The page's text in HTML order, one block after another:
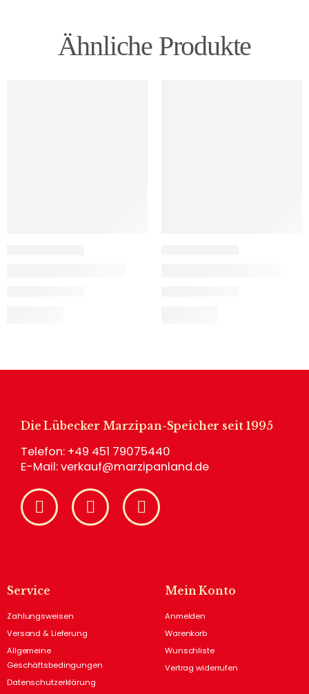
Ähnliche Produkte
Die Lübecker Marzipan-Speicher seit 1995
Telefon: +49 451 79075440
E-Mail:verkauf@marzipanland.de
Service
Zahlungsweisen
Versand & Lieferung
Allgemeine
Geschäftsbedingungen
Datenschutzerklärung
Mein Konto
Anmelden
Warenkorb
Wunschliste
Vertrag widerrufen